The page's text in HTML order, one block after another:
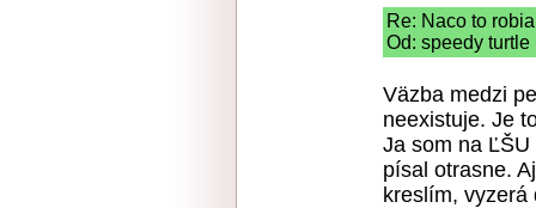
Re: Naco to robia
Od: speedy
Väzba medzi
neexistuje. Je
Ja som na
písal otrasne.
kreslím, vyzerá